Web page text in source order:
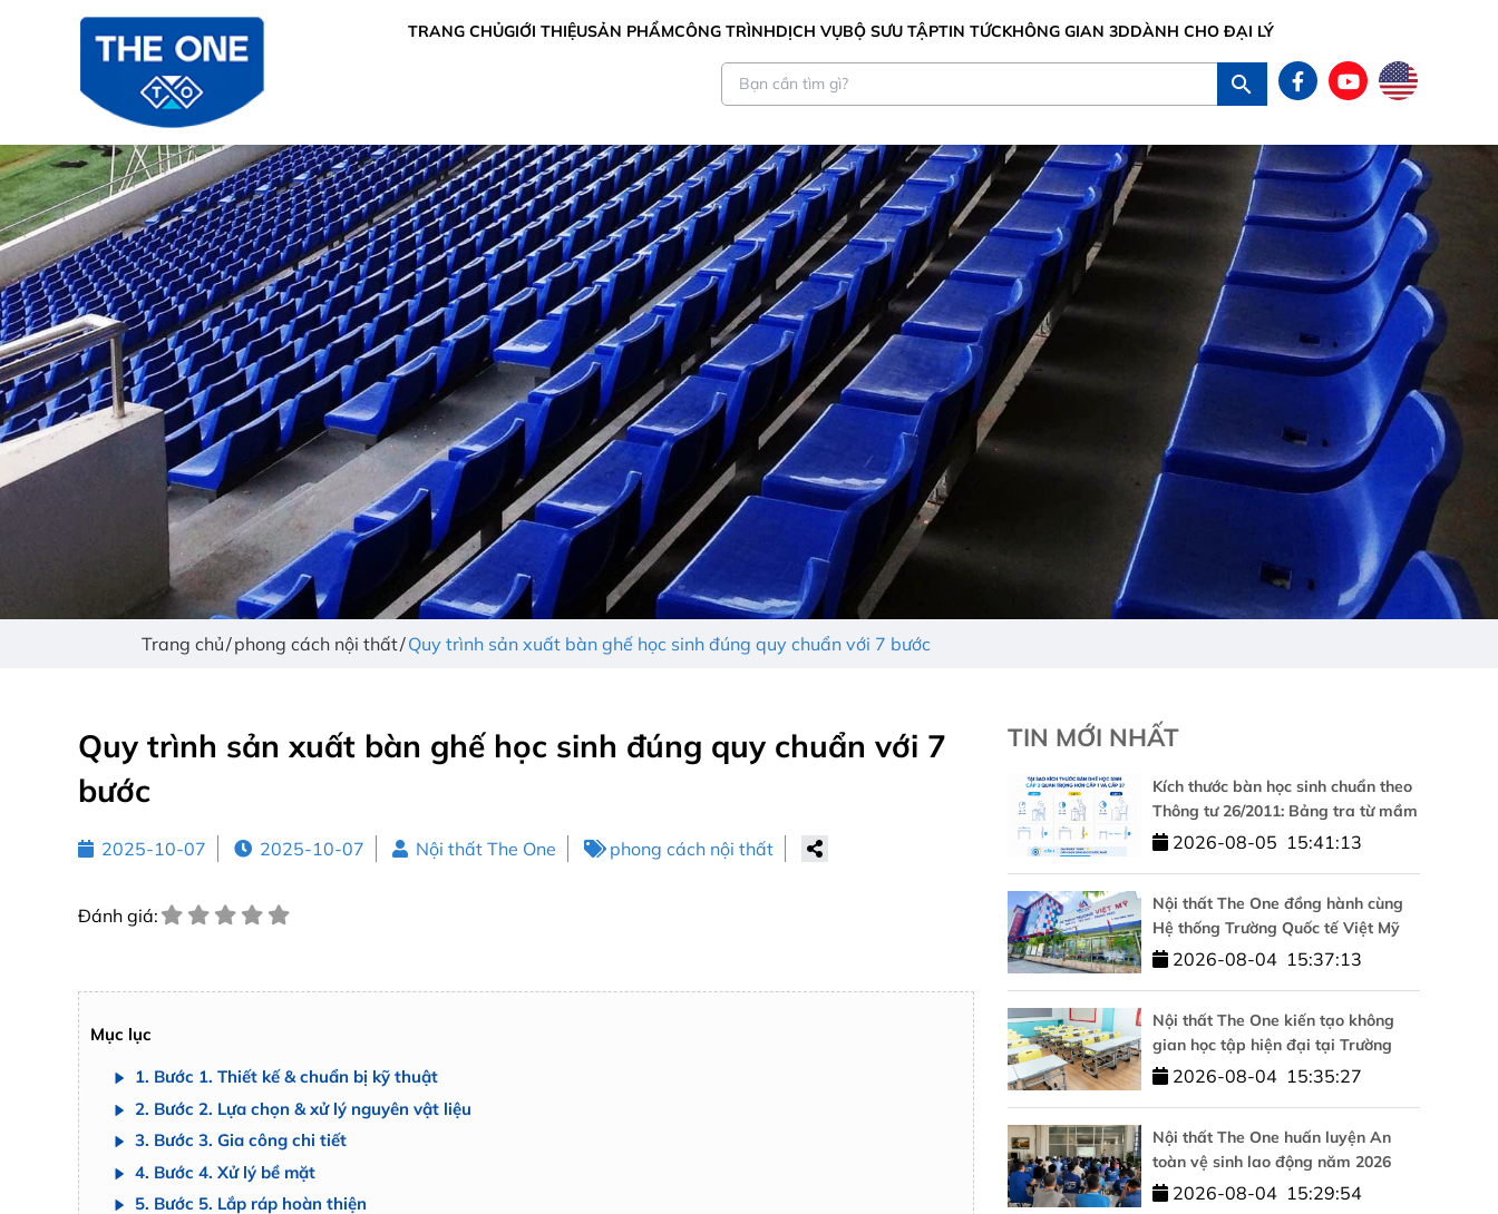
TRANG CHỦGIỚI THIỆUSẢN PHẨMCÔNG TRÌNHDỊCH VỤBỘ SƯU TẬPTIN TỨCKHÔNG GIAN 3DDÀNH CHO ĐẠI LÝ
Trang chủ phong cách nội thất Quy trình sản xuất bàn ghế học sinh đúng quy chuẩn với 7 bước
Quy trình sản xuất bàn ghế học sinh đúng quy chuẩn với 7
bước
2025-10-07 2025-10-07 Nội thất The One phong cách nội thất
Đánh giá:
Mục lục
1. Bước 1. Thiết kế & chuẩn bị kỹ thuật
2. Bước 2. Lựa chọn & xử lý nguyên vật liệu
3. Bước 3. Gia công chi tiết
4. Bước 4. Xử lý bề mặt
5. Bước 5. Lắp ráp hoàn thiện
TIN MỚI NHẤT
Kích thước bàn học sinh chuẩn theo
Thông tư 26/2011: Bảng tra từ mầm
non đến cấp 3
2026-08-05 15:41:13
Nội thất The One đồng hành cùng
Hệ thống Trường Quốc tế Việt Mỹ
kiến tạo không gian học tập chuẩn
2026-08-04 15:37:13
Nội thất The One kiến tạo không
gian học tập hiện đại tại Trường
Tiểu học Tesla Hà Nội
2026-08-04 15:35:27
Nội thất The One huấn luyện An
toàn vệ sinh lao động năm 2026
2026-08-04 15:29:54